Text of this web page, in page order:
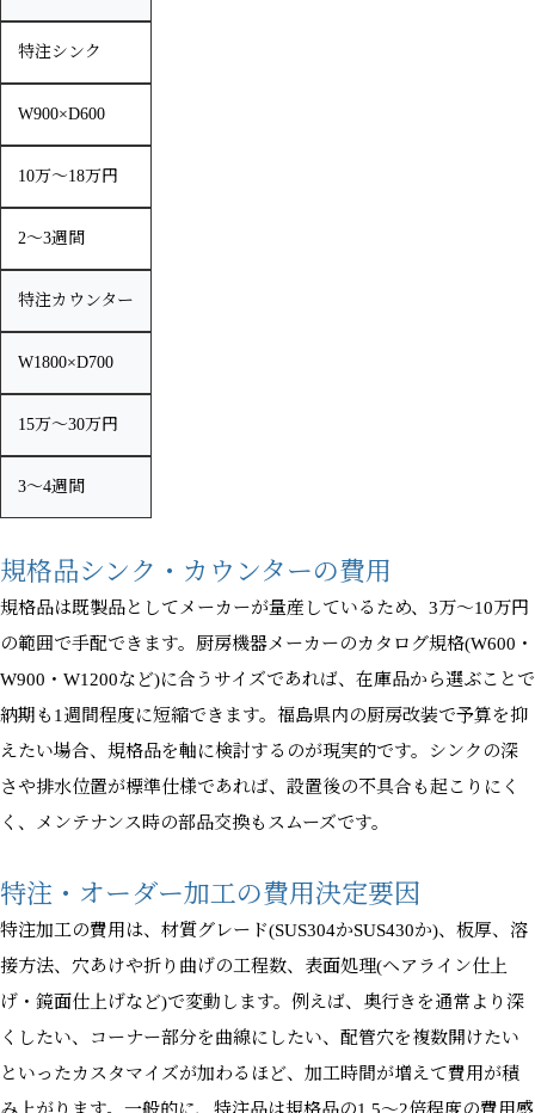
特注シンク
W900×D600
10万〜18万円
2〜3週間
特注カウンター
W1800×D700
15万〜30万円
3〜4週間
規格品シンク・カウンターの費用
規格品は既製品としてメーカーが量産しているため、3万〜10万円
の範囲で手配できます。厨房機器メーカーのカタログ規格(W600・
W900・W1200など)に合うサイズであれば、在庫品から選ぶことで
納期も1週間程度に短縮できます。福島県内の厨房改装で予算を抑
えたい場合、規格品を軸に検討するのが現実的です。シンクの深
さや排水位置が標準仕様であれば、設置後の不具合も起こりにく
く、メンテナンス時の部品交換もスムーズです。
特注・オーダー加工の費用決定要因
特注加工の費用は、材質グレード(SUS304かSUS430か)、板厚、溶
接方法、穴あけや折り曲げの工程数、表面処理(ヘアライン仕上
げ・鏡面仕上げなど)で変動します。例えば、奥行きを通常より深
くしたい、コーナー部分を曲線にしたい、配管穴を複数開けたい
といったカスタマイズが加わるほど、加工時間が増えて費用が積